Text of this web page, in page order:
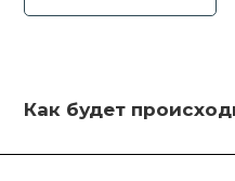
Как будет
Как вы оцениваете
Зачем продавать
Кто будет стричь